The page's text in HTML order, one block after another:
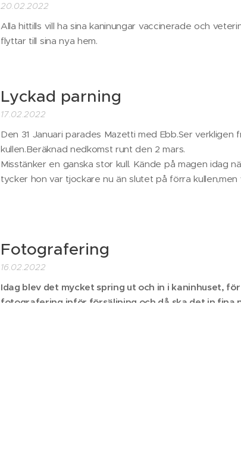
20.02.2022
Alla hittills vill ha sina kaninungar vaccinerade och
flyttar till sina nya hem.
Lyckad parning
17.02.2022
Den 31 Januari parades Mazetti med Ebb.Ser verkligen
kullen.Beräknad nedkomst runt den 2 mars.
Misstänker en ganska stor kull. Kände på magen idag
tycker hon var tjockare nu än slutet på förra
Fotografering
16.02.2022
Idag blev det mycket spring ut och in i kaninhuset,
fotografering inför försäljning och då ska det in fina